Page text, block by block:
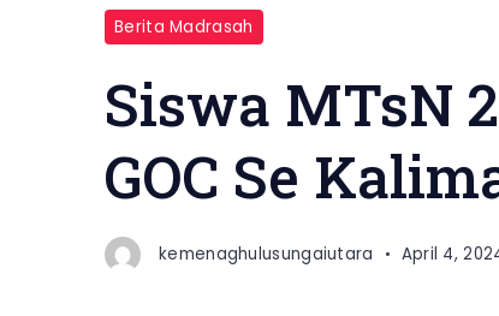
Berita Madrasah
Siswa MTsN
GOC Se
kemenaghulusungaiutara April 4,